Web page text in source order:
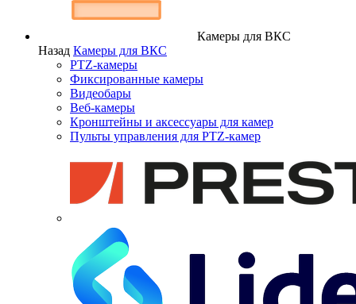
Камеры для ВКС
Назад Камеры для ВКС
PTZ-камеры
Фиксированные камеры
Видеобары
Веб-камеры
Кронштейны и аксессуары для камер
Пульты управления для PTZ-камер